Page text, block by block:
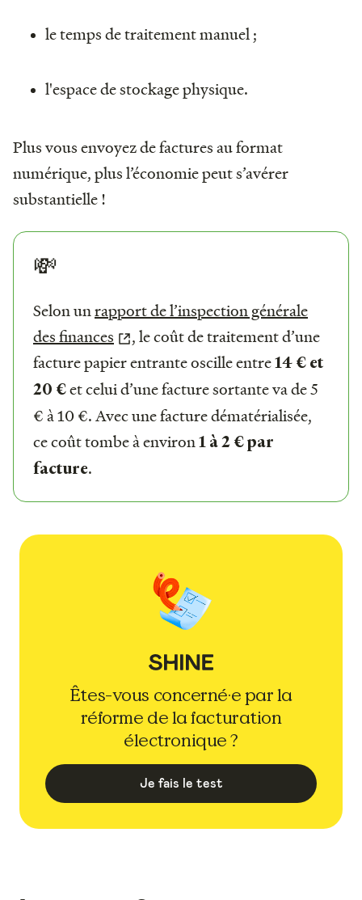
le temps de traitement manuel ;
l'espace de stockage physique.
Plus vous envoyez de factures au format
numérique, plus l’économie peut s’avérer
substantielle !
💸
Selon unrapport de l’inspection générale
des finances
, le coût de traitement d’une
facture papier entrante oscille entre14 € et
20 €et celui d’une facture sortante va de 5
€ à 10 €. Avec une facture dématérialisée,
ce coût tombe à environ1 à 2 € par
facture.
Êtes-vous concerné·e par la
réforme de la facturation
électronique ?
Je fais le test